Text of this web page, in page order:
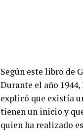
Según este libro de
Durante el año
explicó que existía
tienen un inicio y
quien ha realizado